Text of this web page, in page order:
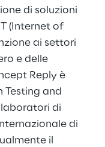
di soluzioni
(Internet of
ai settori
e delle
Reply è
Testing and
laboratori di
di
il